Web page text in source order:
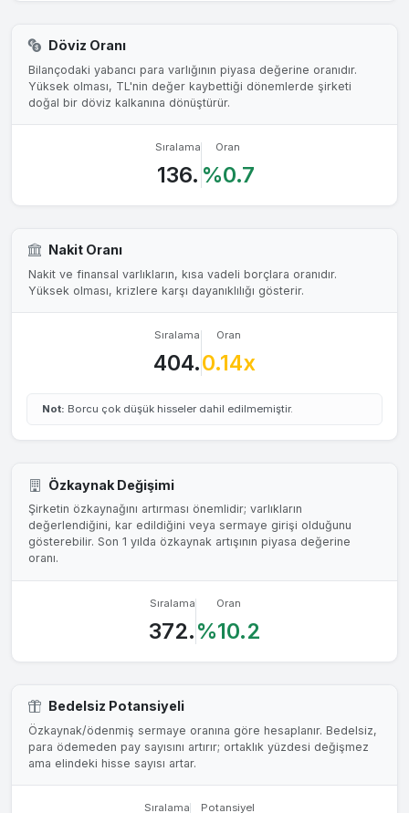
Döviz Oranı
Bilançodaki yabancı para varlığının piyasa değerine oranıdır.
Yüksek olması, TL'nin değer kaybettiği dönemlerde şirketi
doğal bir döviz kalkanına dönüştürür.
Sıralama
136.
Oran
%0.7
Nakit Oranı
Nakit ve finansal varlıkların, kısa vadeli borçlara oranıdır.
Yüksek olması, krizlere karşı dayanıklılığı gösterir.
Sıralama
404.
Oran
0.14x
Not: Borcu çok düşük hisseler dahil edilmemiştir.
Özkaynak Değişimi
Şirketin özkaynağını artırması önemlidir; varlıkların
değerlendiğini, kar edildiğini veya sermaye girişi olduğunu
gösterebilir. Son 1 yılda özkaynak artışının piyasa değerine
oranı.
Sıralama
372.
Oran
%10.2
Bedelsiz Potansiyeli
Özkaynak/ödenmiş sermaye oranına göre hesaplanır. Bedelsiz,
para ödemeden pay sayısını artırır; ortaklık yüzdesi değişmez
ama elindeki hisse sayısı artar.
Sıralama Potansiyel